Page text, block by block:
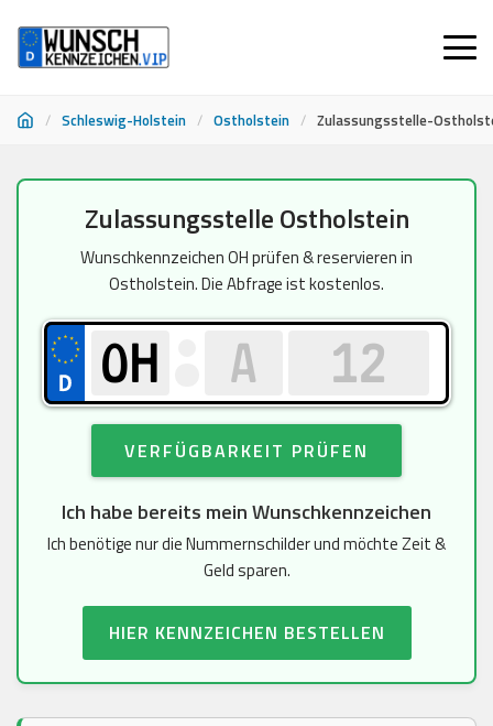
/ Schleswig-Holstein / Ostholstein / Zulassungsstelle-
Zulassungsstelle Ostholstein
Wunschkennzeichen OH prüfen & reservieren in
Ostholstein. Die Abfrage ist kostenlos.
VERFÜGBARKEIT PRÜFEN
Ich habe bereits mein Wunschkennzeichen
Ich benötige nur die Nummernschilder und möchte Zeit &
Geld sparen.
HIER KENNZEICHEN BESTELLEN